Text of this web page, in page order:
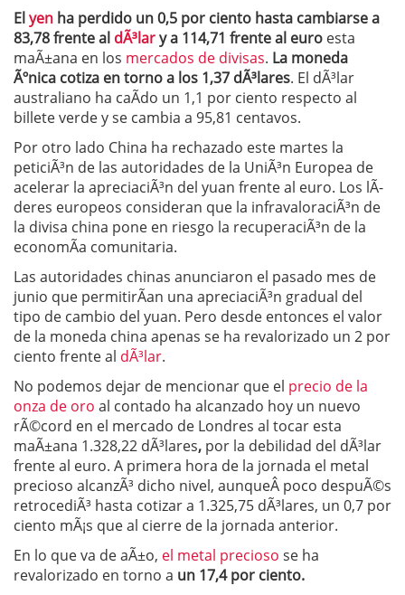
Elyen ha perdido un 0,5 por ciento hasta cambiarse a
83,78 frente al dÃ³lary a 114,71 frente al euro esta
maÃ±ana en los mercados de divisas. La moneda
Ãºnica cotiza en torno a los 1,37 dÃ³lares. El dÃ³lar
australiano ha caÃ­do un 1,1 por ciento respecto al
billete verde y se cambia a 95,81 centavos.
Por otro lado China ha rechazado este martes la
peticiÃ³n de las autoridades de la UniÃ³n Europea de
acelerar la apreciaciÃ³n del yuan frente al euro. Los lÃ­
deres europeos consideran que la infravaloraciÃ³n de
la divisa china pone en riesgo la recuperaciÃ³n de la
economÃ­a comunitaria.
Las autoridades chinas anunciaron el pasado mes de
junio que permitirÃ­an una apreciaciÃ³n gradual del
tipo de cambio del yuan. Pero desde entonces el valor
de la moneda china apenas se ha revalorizado un 2 por
ciento frente al dÃ³lar.
No podemos dejar de mencionar que el precio de la
onza de oro al contado ha alcanzado hoy un nuevo
rÃ©cord en el mercado de Londres al tocar esta
maÃ±ana 1.328,22 dÃ³lares, por la debilidad del dÃ³lar
frente al euro. A primera hora de la jornada el metal
precioso alcanzÃ³ dicho nivel, aunqueÂ poco despuÃ©s
retrocediÃ³ hasta cotizar a 1.325,75 dÃ³lares, un 0,7 por
ciento mÃ¡s que al cierre de la jornada anterior.
En lo que va de aÃ±o, el metal precioso se ha
revalorizado en torno a un 17,4 por ciento.